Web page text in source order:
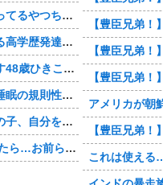
ちょっとこい
生きたらいいんや？
のは『障害基礎年金』だった
うが大事だと判明
ーパンしまくる
らどうする？
【豊臣兄弟！】ペニ
【豊臣兄弟！】
【豊臣兄弟！】あれ
アメリカが朝鮮
【豊臣兄弟！】毒
これは使える